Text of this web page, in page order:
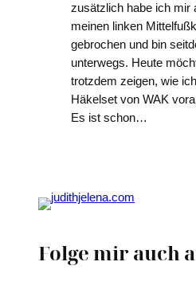
zusätzlich habe ich mir
meinen linken
gebrochen und bin
unterwegs. Heute
trotzdem zeigen, wie
Häkelset von WAK
Es ist schon…
Folge mir auch